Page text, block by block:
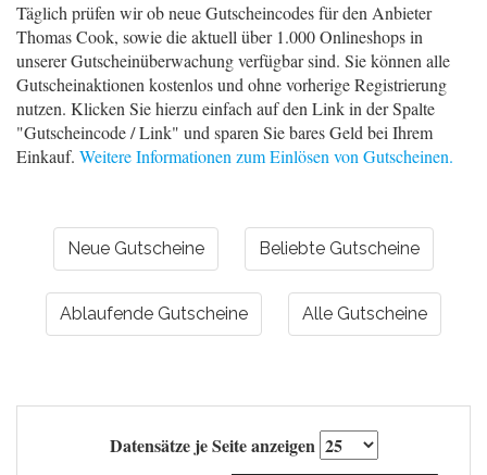
Täglich prüfen wir ob neue Gutscheincodes für den Anbieter
Thomas Cook, sowie die aktuell über 1.000 Onlineshops in
unserer Gutscheinüberwachung verfügbar sind. Sie können alle
Gutscheinaktionen kostenlos und ohne vorherige Registrierung
nutzen. Klicken Sie hierzu einfach auf den Link in der Spalte
"Gutscheincode / Link" und sparen Sie bares Geld bei Ihrem
Einkauf. Weitere Informationen zum Einlösen von Gutscheinen.
Neue Gutscheine Beliebte Gutscheine
Ablaufende Gutscheine Alle Gutscheine
Datensätze je Seite anzeigen